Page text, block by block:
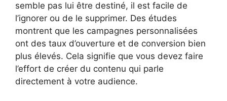
semble pas lui être destiné, il est facile de
l’ignorer ou de le supprimer. Des études
montrent que les campagnes personnalisées
ont des taux d’ouverture et de conversion bien
plus élevés. Cela signifie que vous devez faire
l’effort de créer du contenu qui parle
directement à votre audience.